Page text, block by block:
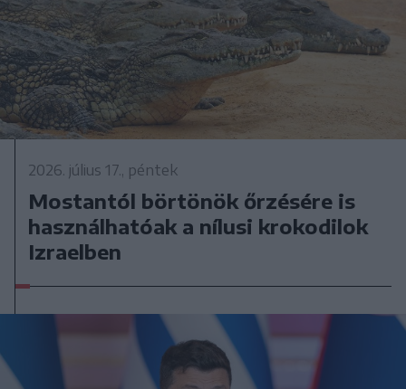
2026. július 17., péntek
Mostantól börtönök őrzésére is
használhatóak a nílusi krokodilok
Izraelben